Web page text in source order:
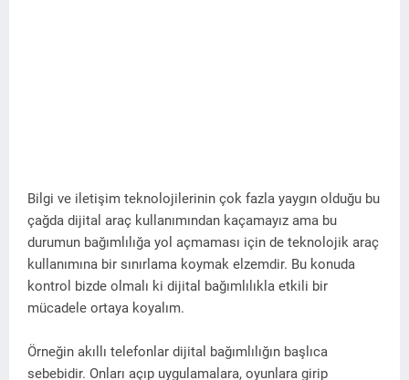
Bilgi ve iletişim teknolojilerinin çok fazla yaygın olduğu bu
çağda dijital araç kullanımından kaçamayız ama bu
durumun bağımlılığa yol açmaması için de teknolojik araç
kullanımına bir sınırlama koymak elzemdir. Bu konuda
kontrol bizde olmalı ki dijital bağımlılıkla etkili bir
mücadele ortaya koyalım.
Örneğin akıllı telefonlar dijital bağımlılığın başlıca
sebebidir. Onları açıp uygulamalara, oyunlara girip